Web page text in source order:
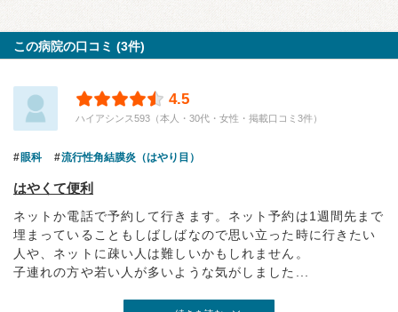
この病院の口コミ (3件)
4.5
ハイアシンス593（本人・30代・女性・掲載口コミ3件）
眼科 流行性角結膜炎（はやり目）
はやくて便利
ネットか電話で予約して行きます。ネット予約は1週間先まで
埋まっていることもしばしばなので思い立った時に行きたい
人や、ネットに疎い人は難しいかもしれません。
子連れの方や若い人が多いような気がしました...